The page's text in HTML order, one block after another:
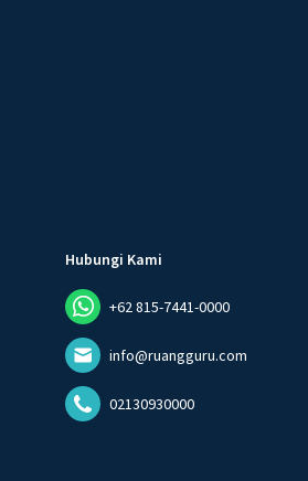
Hubungi Kami
+62 815-7441-0000
info@ruangguru.com
02130930000